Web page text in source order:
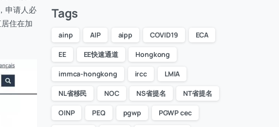
申请人必
住在加
Tags
ainp AIP aipp COVID19 ECA
EE EE快速通道 Hongkong
immca-hongkong ircc LMIA
NL省移民 NOC NS省提名 NT省提名
OINP PEQ pgwp PGWP cec